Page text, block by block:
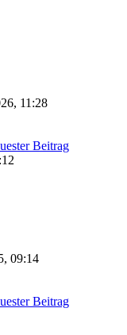
11:28
Beitrag
09:14
Beitrag